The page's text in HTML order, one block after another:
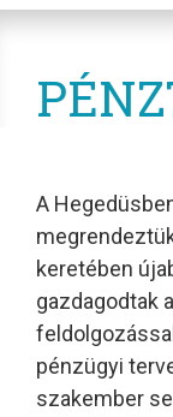
A
keretében
gazdagodtak
pénzügyi
szakember